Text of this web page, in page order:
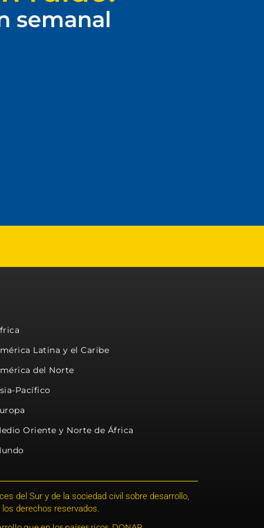
semanal
Latina y el Caribe
del Norte
Pacífico
Oriente y Norte de África
del Sur y de la sociedad civil sobre desarrollo,
derechos reservados.